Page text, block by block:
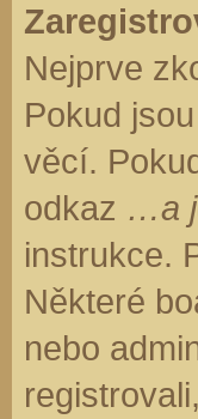
Nejprve
Pokud
věcí.
odkaz …a
instrukce.
Některé
nebo